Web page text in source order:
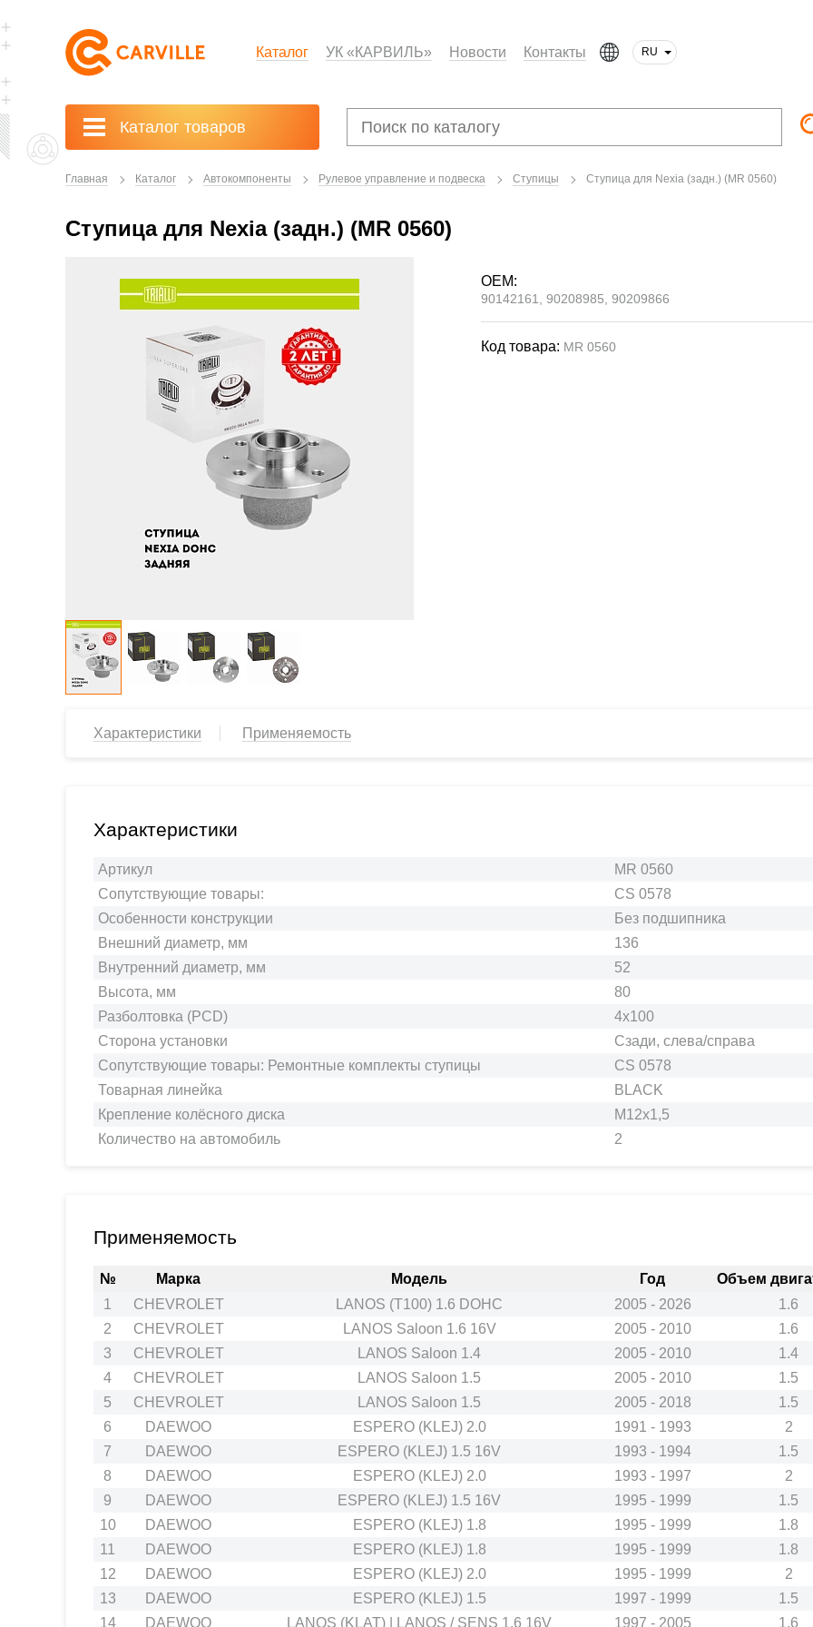
Каталог УК «КАРВИЛЬ» Новости Контакты
RU
Каталог товаров
Главная Каталог Автокомпоненты Рулевое управление и подвеска Ступицы Ступица для Nexia (задн.) (MR 0560)
Ступица для Nexia (задн.) (MR 0560)
OEM:
90142161, 90208985, 90209866
Код товара: MR 0560
Характеристики Применяемость
Характеристики
Артикул
MR 0560
Сопутствующие товары:
CS 0578
Особенности конструкции
Без подшипника
Внешний диаметр, мм
136
Внутренний диаметр, мм
52
Высота, мм
80
Разболтовка (PCD)
4x100
Сторона установки
Сзади, слева/справа
Сопутствующие товары: Ремонтные комплекты ступицы
CS 0578
Товарная линейка
BLACK
Крепление колёсного диска
M12x1,5
Количество на автомобиль
2
Применяемость
№ Марка Модель Год Объем
1
CHEVROLET LANOS (T100) 1.6 DOHC 2005 - 2026 1.6
2
CHEVROLET LANOS Saloon 1.6 16V 2005 - 2010 1.6
3
CHEVROLET LANOS Saloon 1.4 2005 - 2010 1.4
4
CHEVROLET LANOS Saloon 1.5 2005 - 2010 1.5
5
CHEVROLET LANOS Saloon 1.5 2005 - 2018 1.5
6
DAEWOO ESPERO (KLEJ) 2.0 1991 - 1993 2
7
DAEWOO ESPERO (KLEJ) 1.5 16V 1993 - 1994 1.5
8
DAEWOO ESPERO (KLEJ) 2.0 1993 - 1997 2
9
DAEWOO ESPERO (KLEJ) 1.5 16V 1995 - 1999 1.5
10
DAEWOO ESPERO (KLEJ) 1.8 1995 - 1999 1.8
11
DAEWOO ESPERO (KLEJ) 1.8 1995 - 1999 1.8
12
DAEWOO ESPERO (KLEJ) 2.0 1995 - 1999 2
13
DAEWOO ESPERO (KLEJ) 1.5 1997 - 1999 1.5
14
DAEWOO LANOS (KLAT) | LANOS / SENS 1.6 16V 1997 - 2005 1.6